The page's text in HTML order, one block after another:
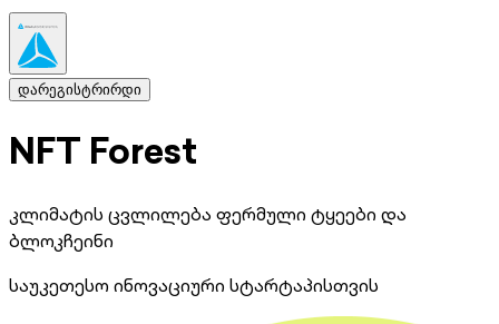
დარეგისტრირდი
NFT Forest
კლიმატის ცვლილება ფერმული ტყეები და
ბლოკჩეინი
საუკეთესო ინოვაციური სტარტაპისთვის